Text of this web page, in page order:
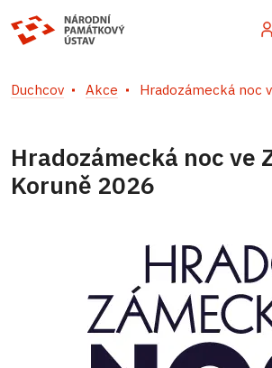
Duchcov Akce Hradozámecká noc
Hradozámecká noc ve
Koruně 2026